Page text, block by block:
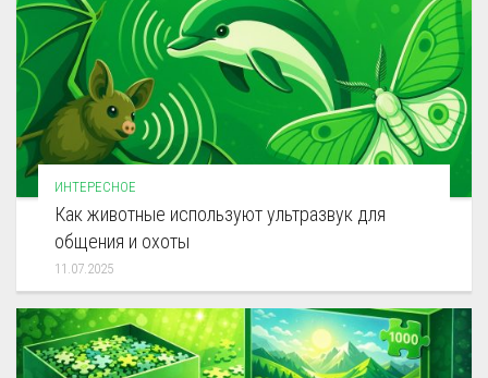
ИНТЕРЕСНОЕ
Как животные используют ультразвук для
общения и охоты
11.07.2025